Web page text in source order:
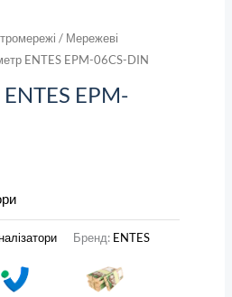
/ Мережеві
ENTES EPM-06CS-DIN
EPM-
Бренд: ENTES